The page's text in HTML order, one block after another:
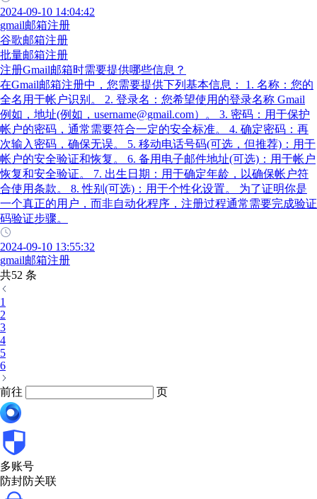
2024-09-10 14:04:42
gmail邮箱注册
谷歌邮箱注册
批量邮箱注册
注册Gmail邮箱时需要提供哪些信息？
在Gmail邮箱注册中，您需要提供下列基本信息： 1. 名称：您的
全名用于帐户识别。 2. 登录名：您希望使用的登录名称 Gmail
例如，地址(例如，username@gmail.com）。 3. 密码：用于保护
帐户的密码，通常需要符合一定的安全标准。 4. 确定密码：再
次输入密码，确保无误。 5. 移动电话号码(可选，但推荐)：用于
帐户的安全验证和恢复。 6. 备用电子邮件地址(可选)：用于帐户
恢复和安全验证。 7. 出生日期：用于确定年龄，以确保帐户符
合使用条款。 8. 性别(可选)：用于个性化设置。 为了证明你是
一个真正的用户，而非自动化程序，注册过程通常需要完成验证
码验证步骤。
2024-09-10 13:55:32
gmail邮箱注册
共52 条
1
2
3
4
5
6
前往 页
多账号
防封防关联